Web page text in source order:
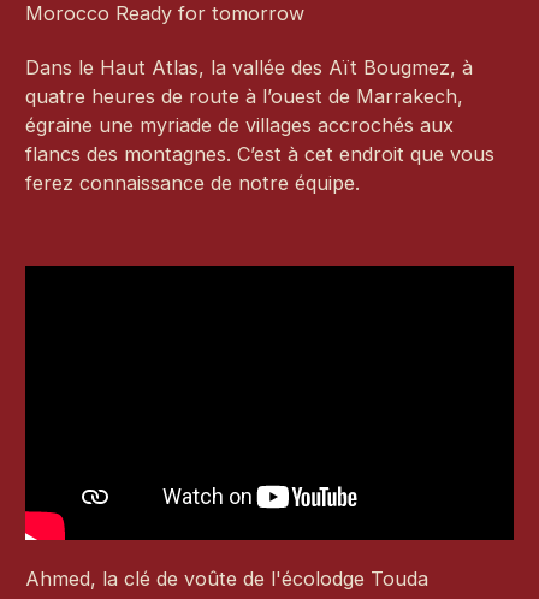
Morocco Ready for tomorrow
Dans le Haut Atlas, la vallée des Aït Bougmez, à
quatre heures de route à l’ouest de Marrakech,
égraine une myriade de villages accrochés aux
flancs des montagnes. C’est à cet endroit que vous
ferez connaissance de notre équipe.
Ahmed, la clé de voûte de l'écolodge Touda